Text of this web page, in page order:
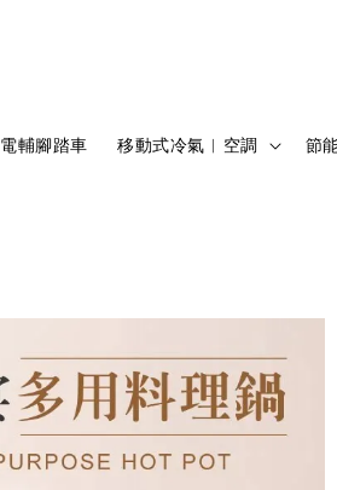
電輔腳踏車 移動式冷氣︱空調 節